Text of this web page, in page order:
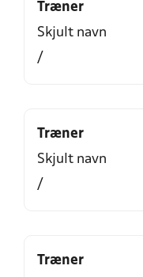
Træner
Skjult navn
/
Træner
Skjult navn
/
Træner